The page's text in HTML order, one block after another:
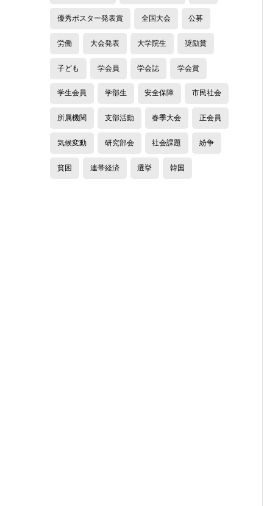
優秀ポスター発表賞 全国大会 公募
労働 大会発表 大学院生 奨励賞
子ども 学会員 学会誌 学会賞
学生会員 学部生 安全保障 市民社会
所属機関 支部活動 春季大会 正会員
気候変動 研究部会 社会課題 紛争
貧困 連帯経済 選挙 韓国